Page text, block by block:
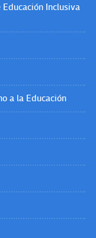
Inclusiva
a la Educación